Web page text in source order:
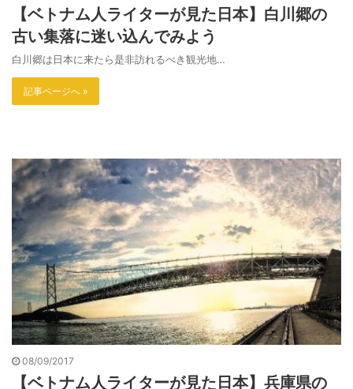
【ベトナム人ライターが見た日本】白川郷の
古い集落に迷い込んでみよう
白川郷は日本に来たら是非訪れるべき観光地…
記事ページへ »
08/09/2017
【ベトナム人ライターが見た日本】兵庫県の